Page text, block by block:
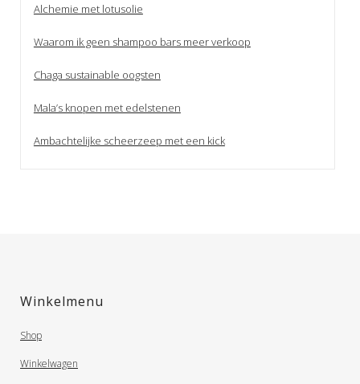
Alchemie met lotusolie
Waarom ik geen shampoo bars meer verkoop
Chaga sustainable oogsten
Mala’s knopen met edelstenen
Ambachtelijke scheerzeep met een kick
Winkelmenu
Shop
Winkelwagen